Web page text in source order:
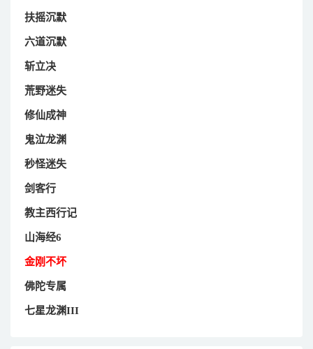
扶摇沉默
六道沉默
斩立决
荒野迷失
修仙成神
鬼泣龙渊
秒怪迷失
剑客行
教主西行记
山海经6
金刚不坏
佛陀专属
七星龙渊III